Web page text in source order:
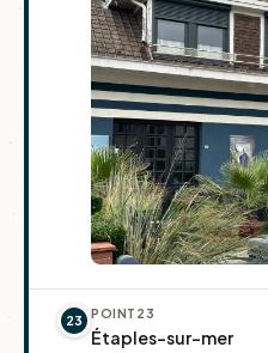
23 POINT 23
Étaples-sur-mer